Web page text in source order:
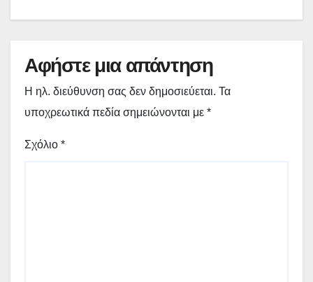
Αφήστε μια απάντηση
Η ηλ. διεύθυνση σας δεν δημοσιεύεται. Τα
υποχρεωτικά πεδία σημειώνονται με *
Σχόλιο *